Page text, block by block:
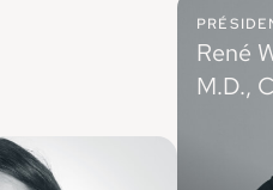
René
M.D.,
Médecin
agrégé